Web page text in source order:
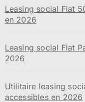
Leasing social Fiat
en 2026
Leasing social Fiat
2026
Utilitaire leasing
accessibles en 2026